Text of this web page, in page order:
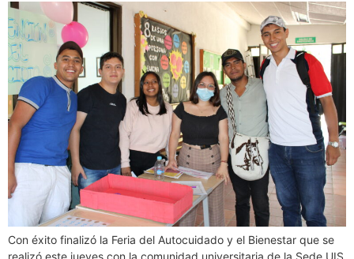
Con éxito finalizó la Feria del Autocuidado y el Bienestar que se